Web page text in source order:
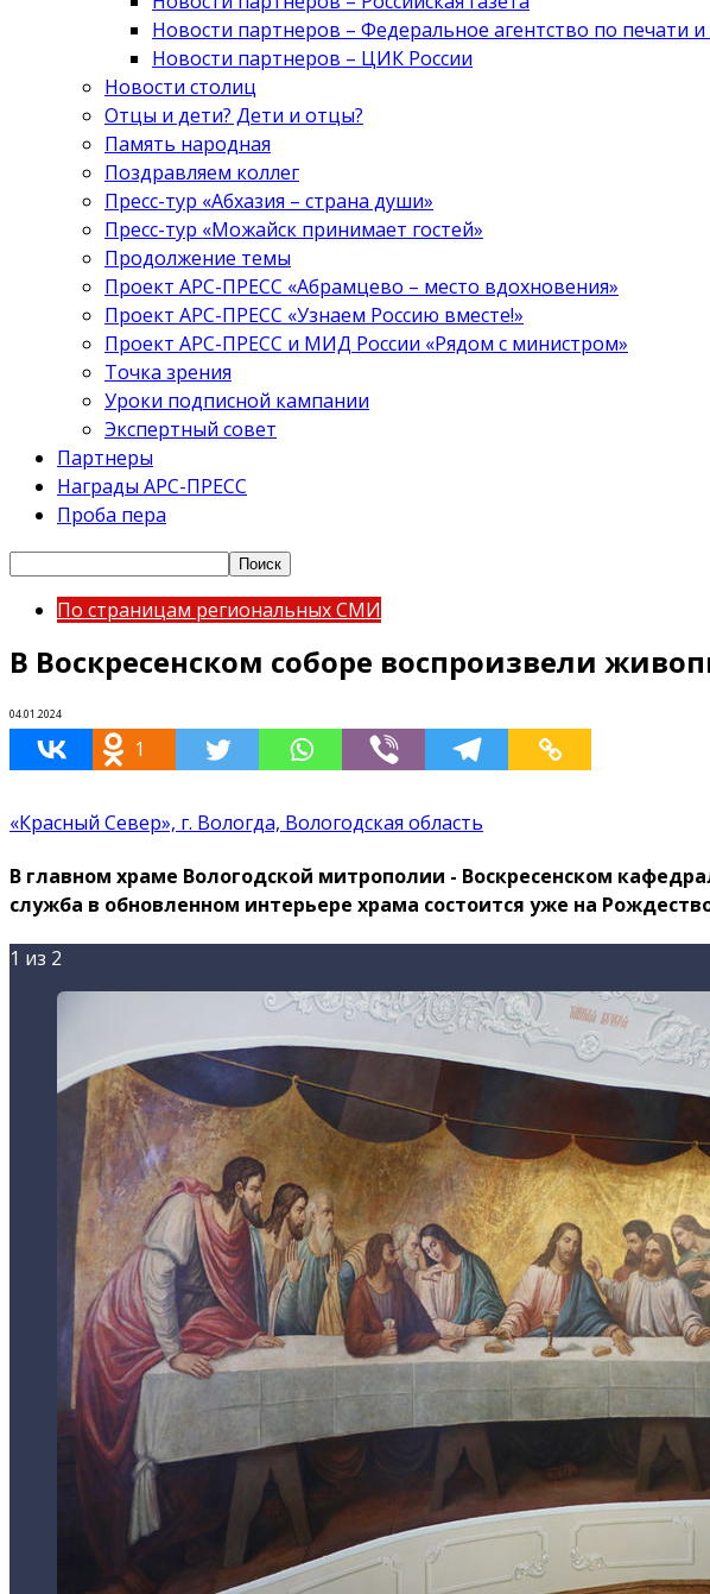
Новости партнеров – Федеральное агентство по печати
Новости партнеров – ЦИК России
Новости столиц
Отцы и дети? Дети и отцы?
Память народная
Поздравляем коллег
Пресс-тур «Абхазия – страна души»
Пресс-тур «Можайск принимает гостей»
Продолжение темы
Проект АРС-ПРЕСС «Абрамцево – место вдохновения»
Проект АРС-ПРЕСС «Узнаем Россию вместе!»
Проект АРС-ПРЕСС и МИД России «Рядом с министром»
Точка зрения
Уроки подписной кампании
Экспертный совет
Партнеры
Награды АРС-ПРЕСС
Проба пера
По страницам региональных СМИ
В Воскресенском соборе воспроизвели
04.01.2024
1
«Красный Север», г. Вологда, Вологодская область
В главном храме Вологодской митрополии - Воскресенском
служба в обновленном интерьере храма состоится уже на
1 из 2